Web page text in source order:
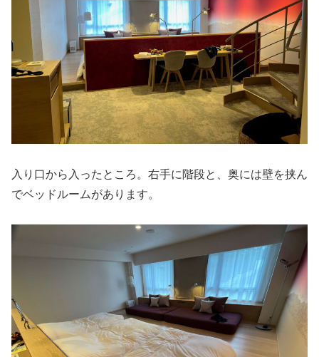
入り口から入ったところ。右手に階段と、奥には壁を挟ん
でベッドルームがあります。